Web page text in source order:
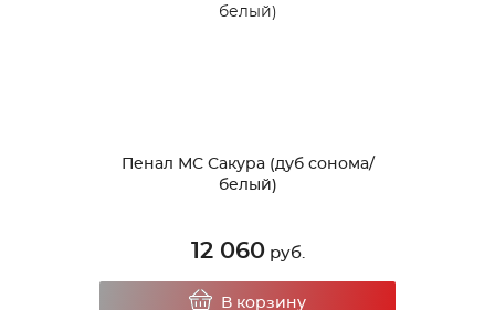
Пенал МС Сакура (дуб сонома/
белый)
12 060руб.
В корзину